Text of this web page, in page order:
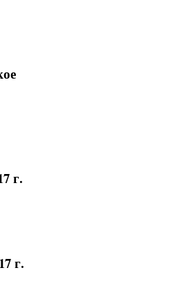
г.
г.